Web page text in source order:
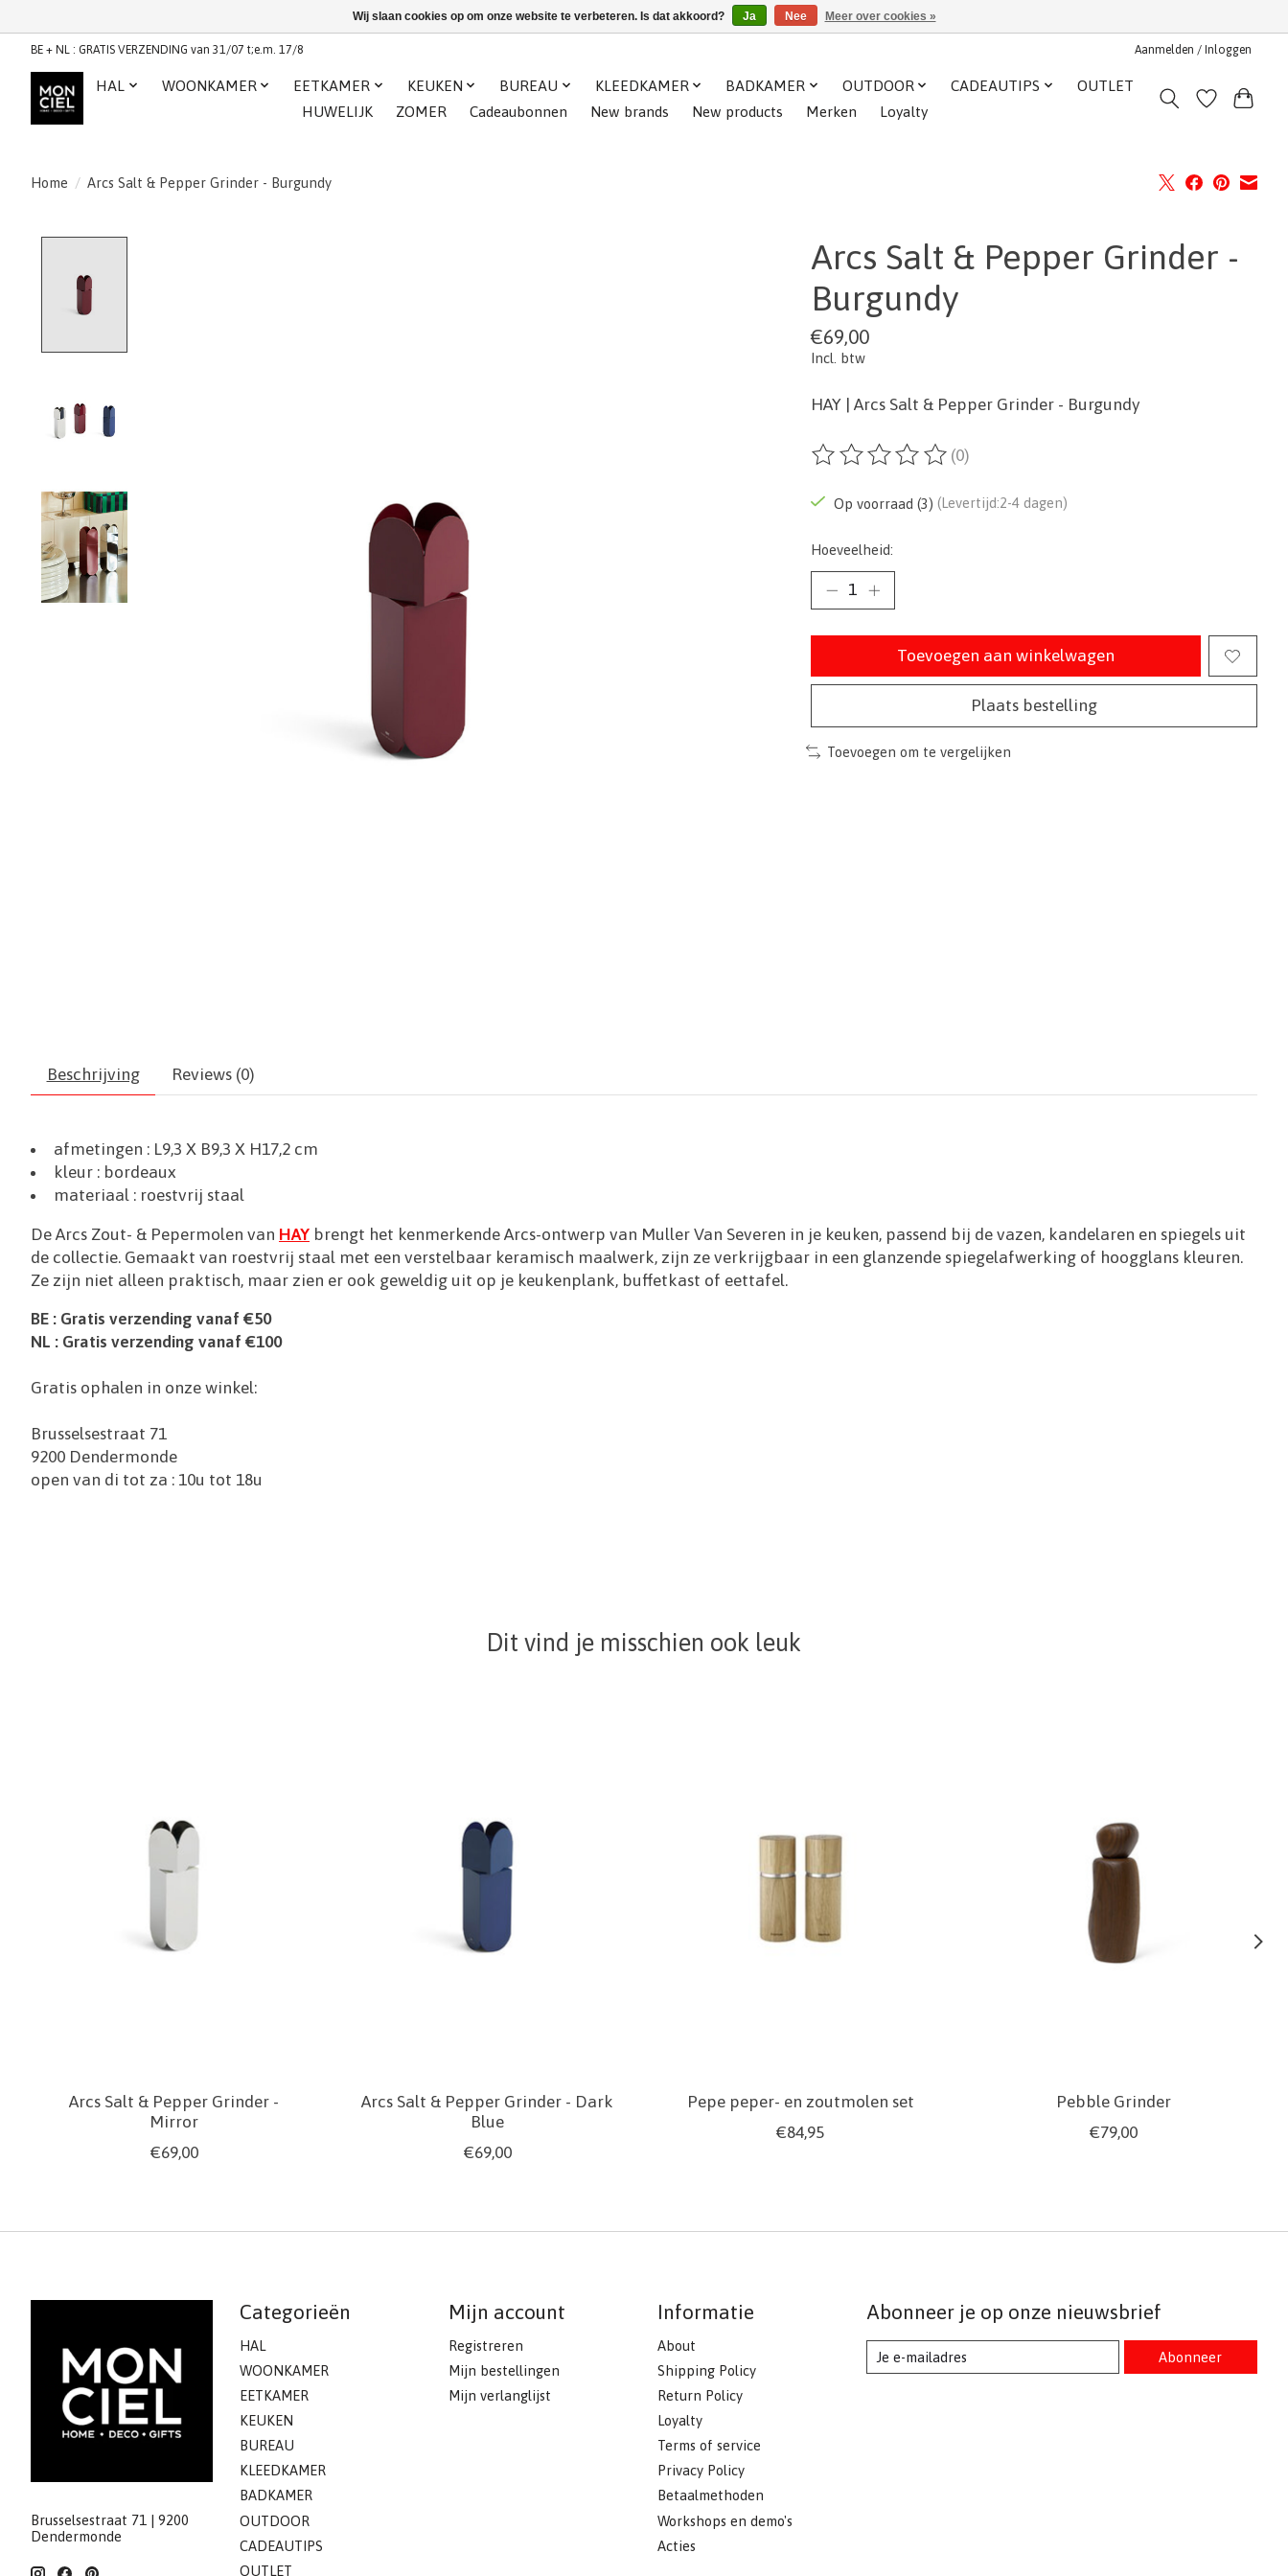
BE + NL : GRATIS VERZENDING van 31/07 t;e.m. 17/8 Aanmelden / Inloggen
HAL WOONKAMER EETKAMER KEUKEN BUREAU KLEEDKAMER BADKAMER OUTDOOR CADEAUTIPS
OUTLET
HUWELIJK
ZOMER Cadeaubonnen New brands New products Merken Loyalty
Home / Arcs Salt & Pepper Grinder - Burgundy
Arcs Salt & Pepper Grinder -
Burgundy
€69,00
Incl. btw
HAY | Arcs Salt & Pepper Grinder - Burgundy
De beoordeling van dit product is
(0)
Op voorraad (3) (Levertijd:2-4 dagen)
Hoeveelheid:
Toevoegen aan winkelwagen
Plaats bestelling
Toevoegen om te vergelijken
Beschrijving Reviews (0)
afmetingen :L9,3 X B9,3 X H17,2 cm
kleur : bordeaux
materiaal : roestvrij staal
De Arcs Zout- & Pepermolen van HAY brengt het kenmerkende Arcs-ontwerp van Muller Van Severen in je keuken, passend bij de vazen, kandelaren en spiegels uit
de collectie. Gemaakt van roestvrij staal met een verstelbaar keramisch maalwerk, zijn ze verkrijgbaar in een glanzende spiegelafwerking of hoogglans kleuren.
Ze zijn niet alleen praktisch, maar zien er ook geweldig uit op je keukenplank, buffetkast of eettafel.
BE : Gratis verzending vanaf €50
NL : Gratis verzending vanaf €100
Gratis ophalen in onze winkel:
Brusselsestraat 71
9200 Dendermonde
open van di tot za : 10u tot 18u
Dit vind je misschien ook leuk
Arcs Salt & Pepper Grinder -
Mirror
€69,00
Arcs Salt & Pepper Grinder - Dark
Blue
€69,00
Pepe peper- en zoutmolen set
€84,95
Pebble Grinder
€79,00
Brusselsestraat 71 | 9200
Dendermonde
Categorieën
HAL
WOONKAMER
EETKAMER
KEUKEN
BUREAU
KLEEDKAMER
BADKAMER
OUTDOOR
CADEAUTIPS
OUTLET
Mijn account
Registreren
Mijn bestellingen
Mijn verlanglijst
Informatie
About
Shipping Policy
Return Policy
Loyalty
Terms of service
Privacy Policy
Betaalmethoden
Workshops en demo's
Acties
Abonneer je op onze nieuwsbrief
Abonneer
Wij slaan cookies op om onze website te verbeteren. Is dat akkoord? Ja Nee Meer over cookies »